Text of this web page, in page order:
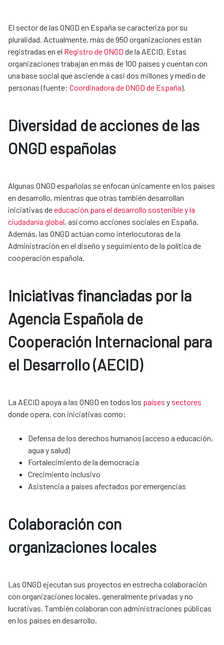
El sector de las ONGD en España se caracteriza por su
pluralidad. Actualmente, más de 950 organizaciones están
registradas en el Registro de ONGD de la AECID. Estas
organizaciones trabajan en más de 100 países y cuentan con
una base social que asciende a casi dos millones y medio de
personas (fuente: Coordinadora de ONGD de España).
Diversidad de acciones de las
ONGD españolas
Algunas ONGD españolas se enfocan únicamente en los países
en desarrollo, mientras que otras también desarrollan
iniciativas deeducación para el desarrollo sostenible y la
ciudadanía global, así como acciones sociales en España.
Además, las ONGD actúan como interlocutoras de la
Administración en el diseño y seguimiento de la política de
cooperación española.
Iniciativas financiadas por la
Agencia Española de
Cooperación Internacional para
el Desarrollo (AECID)
La AECID apoya a las ONGD en todos los países y sectores
donde opera, con iniciativas como:
Defensa de los derechos humanos (acceso a educación,
agua y salud)
Fortalecimiento de la democracia
Crecimiento inclusivo
Asistencia a países afectados por emergencias
Colaboración con
organizaciones locales​​​​​​​
Las ONGD ejecutan sus proyectos en estrecha colaboración
con organizaciones locales, generalmente privadas y no
lucrativas. También colaboran con administraciones públicas
en los países en desarrollo.